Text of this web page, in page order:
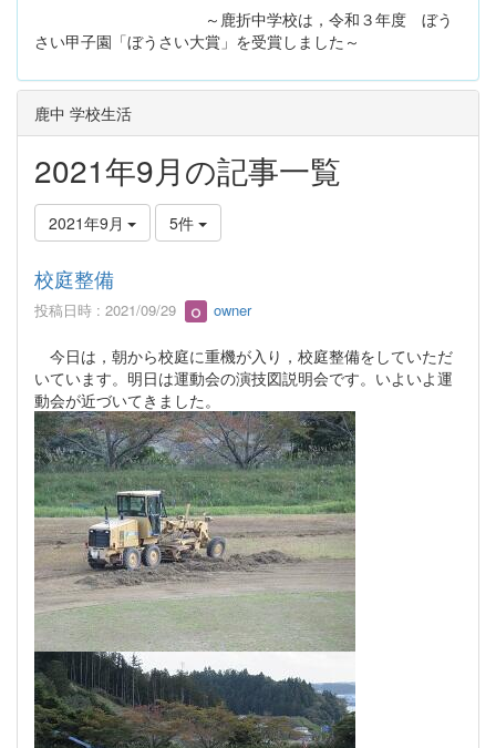
～鹿折中学校は，令和３年度 ぼう
さい甲子園「ぼうさい大賞」を受賞しました～
鹿中 学校生活
2021年9月の記事一覧
2021年9月 5件
校庭整備
投稿日時 : 2021/09/29 owner
今日は，朝から校庭に重機が入り，校庭整備をしていただ
いています。明日は運動会の演技図説明会です。いよいよ運
動会が近づいてきました。